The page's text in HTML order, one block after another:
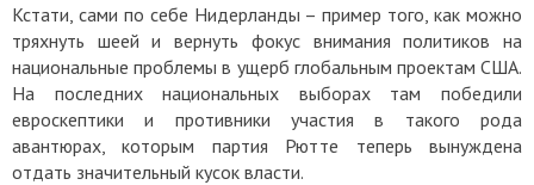
Кстати, сами по себе Нидерланды – пример того, как можно
тряхнуть шеей и вернуть фокус внимания политиков на
национальные проблемы в ущерб глобальным проектам США.
На последних национальных выборах там победили
евроскептики и противники участия в такого рода
авантюрах, которым партия Рютте теперь вынуждена
отдать значительный кусок власти.